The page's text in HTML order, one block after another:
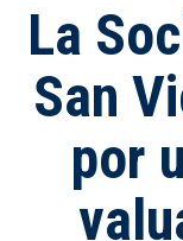
La
San
por